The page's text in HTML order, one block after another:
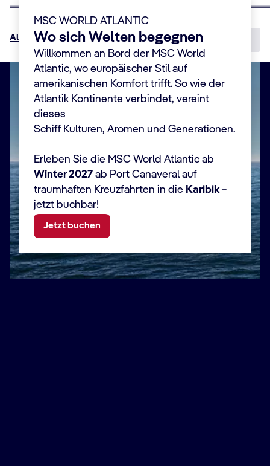
Alle Angebote entdecken
MSC WORLD ATLANTIC
Wo sich Welten begegnen
Willkommen an Bord der MSC World
Atlantic, wo europäischer Stil auf
amerikanischen Komfort trifft. So wie der
Atlantik Kontinente verbindet, vereint
dieses
Schiff Kulturen, Aromen und Generationen.
Erleben Sie die MSC World Atlantic ab
Winter 2027 ab Port Canaveral auf
traumhaften Kreuzfahrten in die Karibik–
jetzt buchbar!
Jetzt buchen